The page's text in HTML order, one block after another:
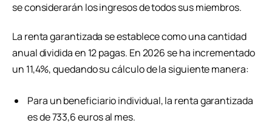
se considerarán los ingresos de todos sus miembros.
La renta garantizada se establece como una cantidad
anual dividida en 12 pagas. En 2026 se ha incrementado
un 11,4%, quedando su cálculo de la siguiente manera:
Para un beneficiario individual, la renta garantizada
es de 733,6 euros al mes.